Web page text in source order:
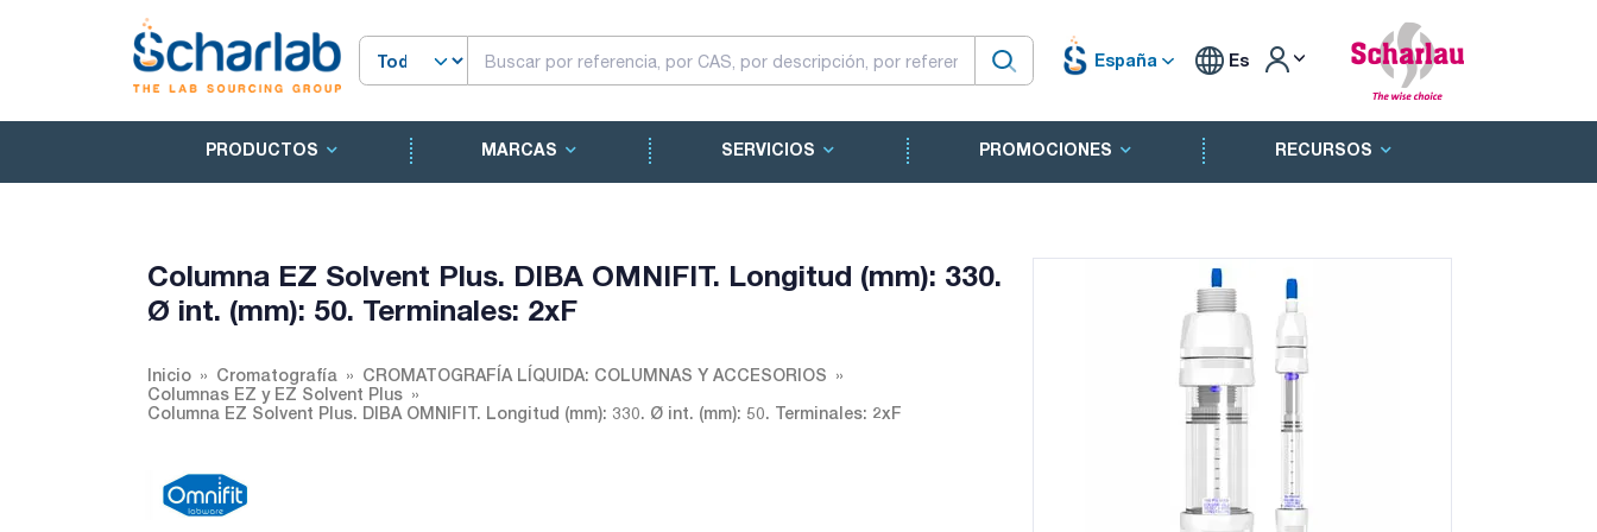
España Es
PRODUCTOS MARCAS SERVICIOS PROMOCIONES RECURSOS
Columna EZ Solvent Plus. DIBA OMNIFIT. Longitud (mm): 330.
Ø int. (mm): 50. Terminales: 2xF
Inicio Cromatografía
CROMATOGRAFÍA LÍQUIDA: COLUMNAS Y ACCESORIOS
Columnas EZ y EZ Solvent Plus
Columna EZ Solvent Plus. DIBA OMNIFIT. Longitud (mm): 330. Ø int. (mm): 50. Terminales: 2xF